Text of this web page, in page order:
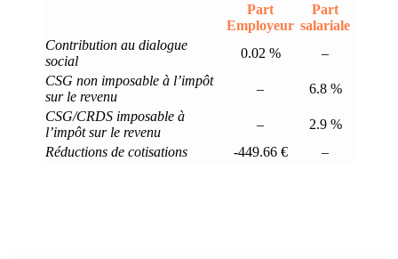
Part
Employeur
Part
salariale
Contribution au dialogue
social
0.02 %
–
CSG non imposable à l’impôt
sur le revenu
–
6.8 %
CSG/CRDS imposable à
l’impôt sur le revenu
–
2.9 %
Réductions de cotisations
-449.66 € –